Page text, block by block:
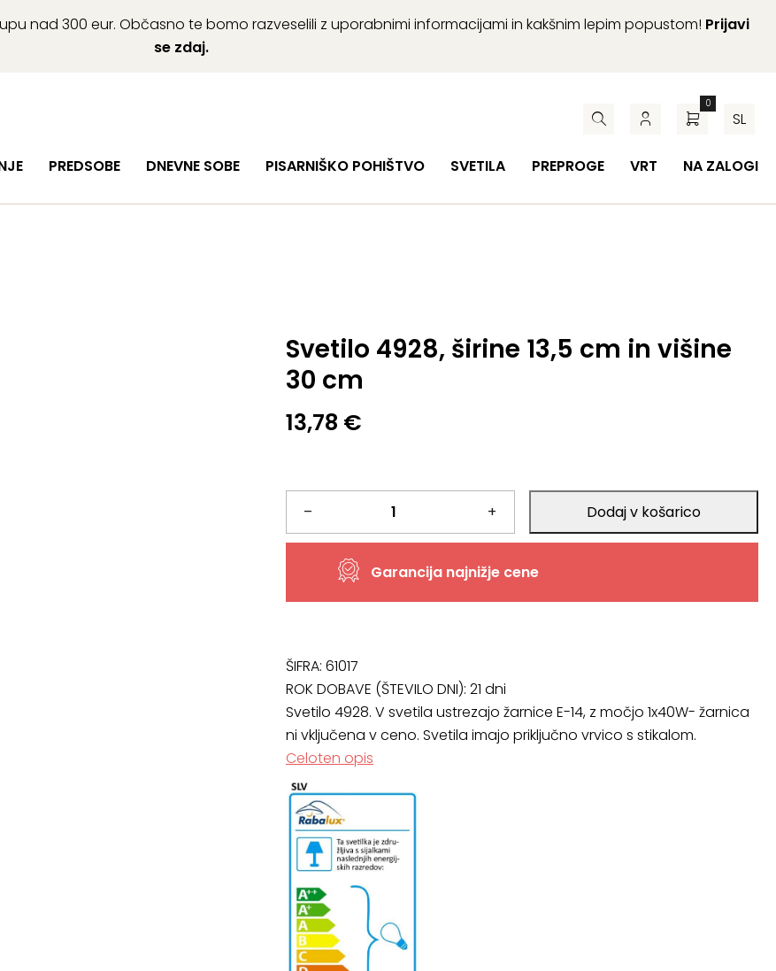
nad 300 eur. Občasno te bomo razveselili z uporabnimi informacijami in kakšnim lepim popustom! Prijavi
se zdaj.
0
SL
PREDSOBE DNEVNE SOBE PISARNIŠKO POHIŠTVO SVETILA PREPROGE VRT NA ZALOGI
Svetilo 4928, širine 13,5 cm in višine
30 cm
13,78 €
–
Svetilo
4928,
cm
in
višine
cm
količina
+ Dodaj v košarico
Garancija najnižje cene
ŠIFRA: 61017
ROK DOBAVE (ŠTEVILO DNI): 21 dni
Svetilo 4928. V svetila ustrezajo žarnice E-14, z močjo 1x40W- žarnica
ni vključena v ceno. Svetila imajo priključno vrvico s stikalom.
Celoten opis